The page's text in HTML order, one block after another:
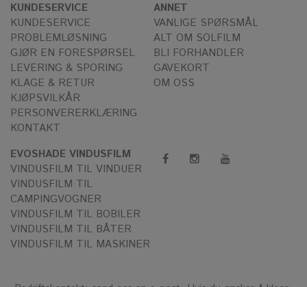
KUNDESERVICE
KUNDESERVICE
PROBLEMLØSNING
GJØR EN FORESPØRSEL
LEVERING & SPORING
KLAGE & RETUR
KJØPSVILKÅR
PERSONVERERKLÆRING
KONTAKT
ANNET
VANLIGE SPØRSMÅL
ALT OM SOLFILM
BLI FORHANDLER
GAVEKORT
OM OSS
EVOSHADE VINDUSFILM
VINDUSFILM TIL VINDUER
VINDUSFILM TIL
CAMPINGVOGNER
VINDUSFILM TIL BOBILER
VINDUSFILM TIL BÅTER
VINDUSFILM TIL MASKINER